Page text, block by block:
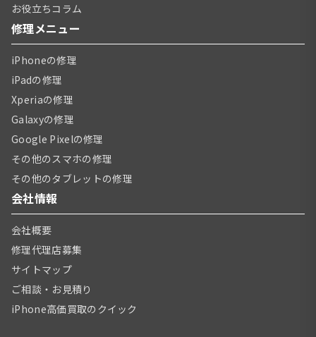
お役立ちコラム
修理メニュー
iPhoneの修理
iPadの修理
Xperiaの修理
Galaxyの修理
Google Pixelの修理
その他のスマホの修理
その他のタブレットの修理
会社情報
会社概要
修理代理店募集
サイトマップ
ご相談・お見積り
iPhone高価買取のクイック